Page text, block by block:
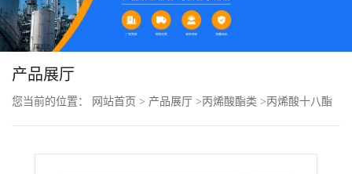
首
页
公
产品展厅
您当前的位置： 网站首页 > 产品展厅 >丙烯酸酯类 >丙烯酸十八酯